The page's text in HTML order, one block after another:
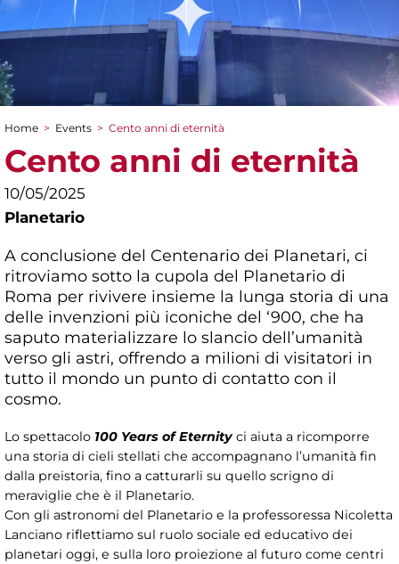
You are here
Home > Events > Cento anni di eternità
Cento anni di eternità
10/05/2025
Planetario
A conclusione del Centenario dei Planetari, ci
ritroviamo sotto la cupola del Planetario di
Roma per rivivere insieme la lunga storia di una
delle invenzioni più iconiche del ‘900, che ha
saputo materializzare lo slancio dell’umanità
verso gli astri, offrendo a milioni di visitatori in
tutto il mondo un punto di contatto con il
cosmo.
Lo spettacolo 100 Years of Eternityci aiuta a ricomporre
una storia di cieli stellati che accompagnano l’umanità fin
dalla preistoria, fino a catturarli su quello scrigno di
meraviglie che è il Planetario.
Con gli astronomi del Planetario e la professoressa Nicoletta
Lanciano riflettiamo sul ruolo sociale ed educativo dei
planetari oggi, e sulla loro proiezione al futuro come centri